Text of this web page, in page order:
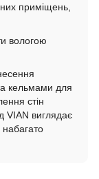
приміщень,
вологою
кельмами для
стін
VIAN виглядає